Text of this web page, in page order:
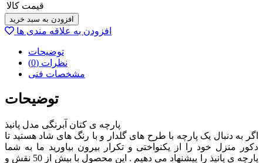
قیمت کالا
افزودن به سبد خرید
افزودن به علاقه مندی ها
توضیحات
نظرات (0)
مشخصات فنی
توضیحات
پارچه ی کتان آبرنگی مدل پانیذ
اگر به دنبال یک پارچه با طرح های گلدار و با رنگ های شاد هستید تا
دکور منزل خود را از یکنواختی و تکرار بیرون بیاورید ما به شما
پارچه ی پانیذ را پیشنهاد می دهیم . این محصول با بیش از 50 نقش و